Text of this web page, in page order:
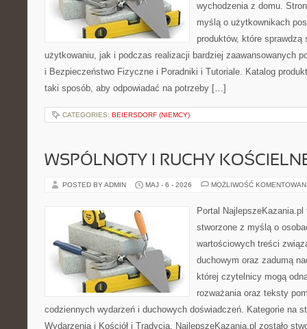
wychodzenia z domu.
myślą o użytkownikach
produktów, które
użytkowaniu, jak i podczas realizacji bardziej zaawansowanych
i Bezpieczeństwo Fizyczne i Poradniki i Tutoriale. Katalog
taki sposób, aby odpowiadać na potrzeby […]
CATEGORIES: BEIERSDORF (NIEMCY)
WSPÓLNOTY I RUCHY
POSTED BY ADMIN MAJ - 6 - 2026 MOŻLIWOŚĆ
Portal
stworzone z myślą o
wartościowych treści
duchowym oraz zadumą
której czytelnicy mogą
rozważania oraz teksty
codziennych wydarzeń i duchowych doświadczeń. Kategorie na
Wydarzenia i Kościół i Tradycja. NajlepszeKazania.pl zostało